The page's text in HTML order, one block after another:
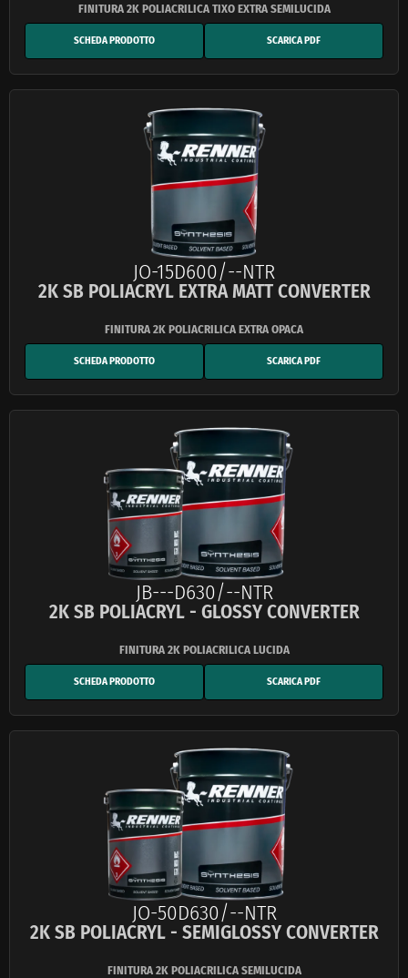
SCHEDA PRODOTTO SCARICA PDF
JO-15D600/--NTR
2K SB POLIACRYL EXTRA MATT CONVERTER
SCHEDA PRODOTTO SCARICA PDF
JB---D630/--NTR
2K SB POLIACRYL - GLOSSY CONVERTER
SCHEDA PRODOTTO SCARICA PDF
JO-50D630/--NTR
2K SB POLIACRYL - SEMIGLOSSY CONVERTER